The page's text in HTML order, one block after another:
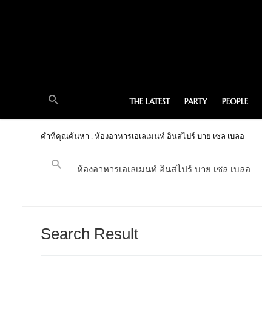
THE LATEST PARTY PEOPLE
คำที่คุณค้นหา : ห้องอาหารเอเลเมนท์ อินสไปร์ บาย เซล เบลอ
Search Result